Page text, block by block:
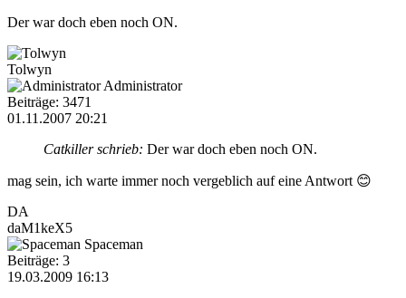
Der war doch eben noch ON.
Tolwyn
Administrator
Beiträge: 3471
01.11.2007 20:21
Catkiller schrieb: Der war doch eben noch ON.
mag sein, ich warte immer noch vergeblich auf eine Antwort 😊
DA
daM1keX5
Spaceman
Beiträge: 3
19.03.2009 16:13